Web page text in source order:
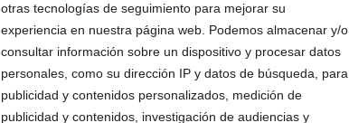
otras tecnologías de seguimiento para mejorar su
experiencia en nuestra página web. Podemos almacenar y/o
consultar información sobre un dispositivo y procesar datos
personales, como su dirección IP y datos de búsqueda, para
publicidad y contenidos personalizados, medición de
publicidad y contenidos, investigación de audiencias y